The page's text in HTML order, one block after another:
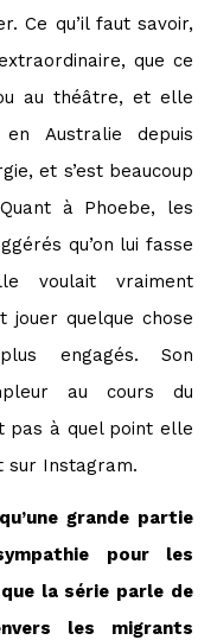
Ce qu’il faut savoir,
que ce
au théâtre, et elle
Australie depuis
et s’est beaucoup
à Phoebe, les
qu’on lui fasse
voulait vraiment
jouer quelque chose
engagés. Son
au cours du
pas à quel point elle
sur Instagram.
grande partie
pour les
la série parle de
les migrants